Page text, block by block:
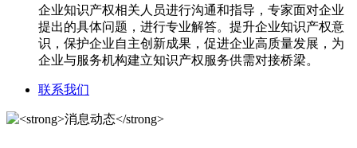
企业知识产权相关人员进行沟通和指导，专家面对企业
提出的具体问题，进行专业解答。提升企业知识产权意
识，保护企业自主创新成果，促进企业高质量发展，为
企业与服务机构建立知识产权服务供需对接桥梁。
联系我们